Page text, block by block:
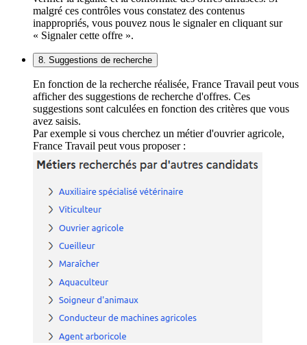
malgré ces contrôles vous constatez des contenus
inappropriés, vous pouvez nous le signaler en cliquant sur
« Signaler cette offre ».
8. Suggestions de recherche
En fonction de la recherche réalisée, France Travail peut vous
afficher des suggestions de recherche d'offres. Ces
suggestions sont calculées en fonction des critères que vous
avez saisis.
Par exemple si vous cherchez un métier d'ouvrier agricole,
France Travail peut vous proposer :